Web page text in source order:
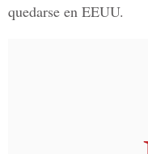
quedarse en EEUU.